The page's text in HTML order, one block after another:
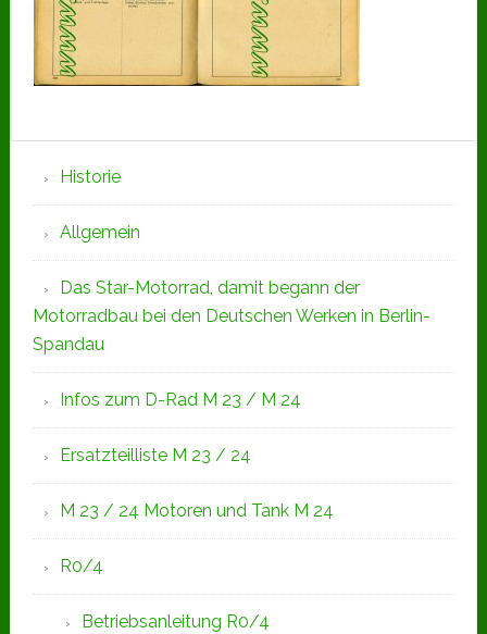
Seitenspalte
Historie
Allgemein
Das Star-Motorrad, damit begann der
Motorradbau bei den Deutschen Werken in Berlin-
Spandau
Infos zum D-Rad M 23 / M 24
Ersatzteilliste M 23 / 24
M 23 / 24 Motoren und Tank M 24
R0/4
Betriebsanleitung R0/4